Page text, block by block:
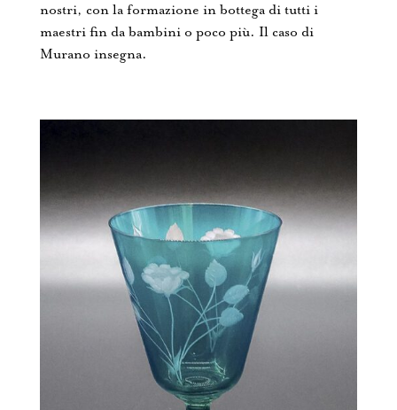
nostri, con la formazione in bottega di tutti i
maestri fin da bambini o poco più. Il caso di
Murano insegna.